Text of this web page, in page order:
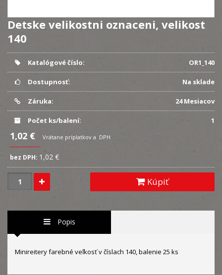
Detske velikostni oznaceni, velikost
140
Katalógové číslo: OR1_140
Dostupnosť: Na sklade
Záruka: 24 Mesiacov
Počet ks/balení: 1
1,02 € Vrátane príplatkov a DPH
bez DPH: 1,02 €
Kúpiť
Popis
Minireitery farebné veľkosť v číslach 140, balenie 25 ks